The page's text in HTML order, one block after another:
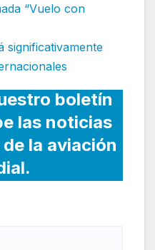
“Vuelo con
significativamente
boletín
las noticias
la aviación